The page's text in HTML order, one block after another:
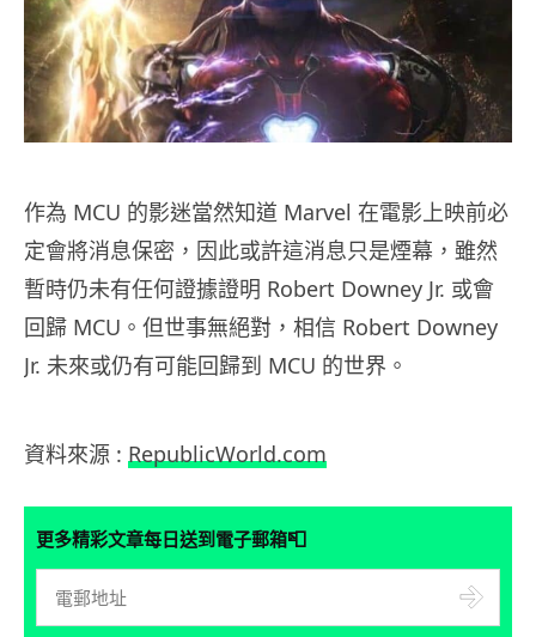
作為 MCU 的影迷當然知道 Marvel 在電影上映前必
定會將消息保密，因此或許這消息只是煙幕，雖然
暫時仍未有任何證據證明 Robert Downey Jr. 或會
回歸 MCU。但世事無絕對，相信 Robert Downey
Jr. 未來或仍有可能回歸到 MCU 的世界。
資料來源 : RepublicWorld.com
更多精彩文章每日送到電子郵箱📮